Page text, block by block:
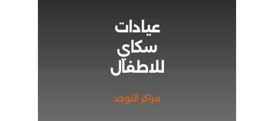
عيادات
سكاي
للاطفال
مراكز التوحد